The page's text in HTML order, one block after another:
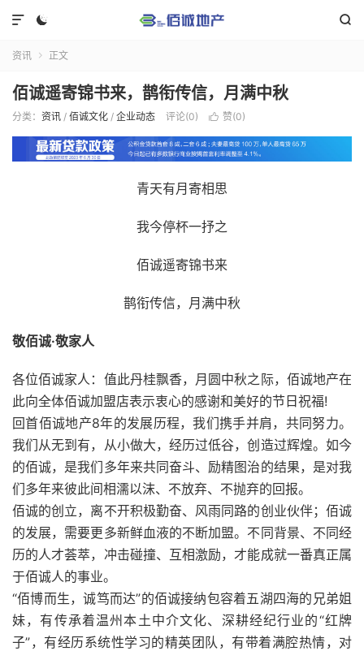
 

资讯  正文
佰诚遥寄锦书来，鹊衔传信，月满中秋
分类： 资讯 / 佰诚文化 / 企业动态 评论(0)  赞(0)
青天有月寄相思
我今停杯一抒之
佰诚遥寄锦书来
鹊衔传信，月满中秋
敬佰诚·敬家人
各位佰诚家人：值此丹桂飘香，月圆中秋之际，佰诚地产在
此向全体佰诚加盟店表示衷心的感谢和美好的节日祝福!
回首佰诚地产8年的发展历程，我们携手并肩，共同努力。
我们从无到有，从小做大，经历过低谷，创造过辉煌。如今
的佰诚，是我们多年来共同奋斗、励精图治的结果，是对我
们多年来彼此间相濡以沫、不放弃、不抛弃的回报。
佰诚的创立，离不开积极勤奋、风雨同路的创业伙伴；佰诚
的发展，需要更多新鲜血液的不断加盟。不同背景、不同经
历的人才荟萃，冲击碰撞、互相激励，才能成就一番真正属
于佰诚人的事业。
“佰博而生，诚笃而达”的佰诚接纳包容着五湖四海的兄弟姐
妹，有传承着温州本土中介文化、深耕经纪行业的“红牌
子”，有经历系统性学习的精英团队，有带着满腔热情，对